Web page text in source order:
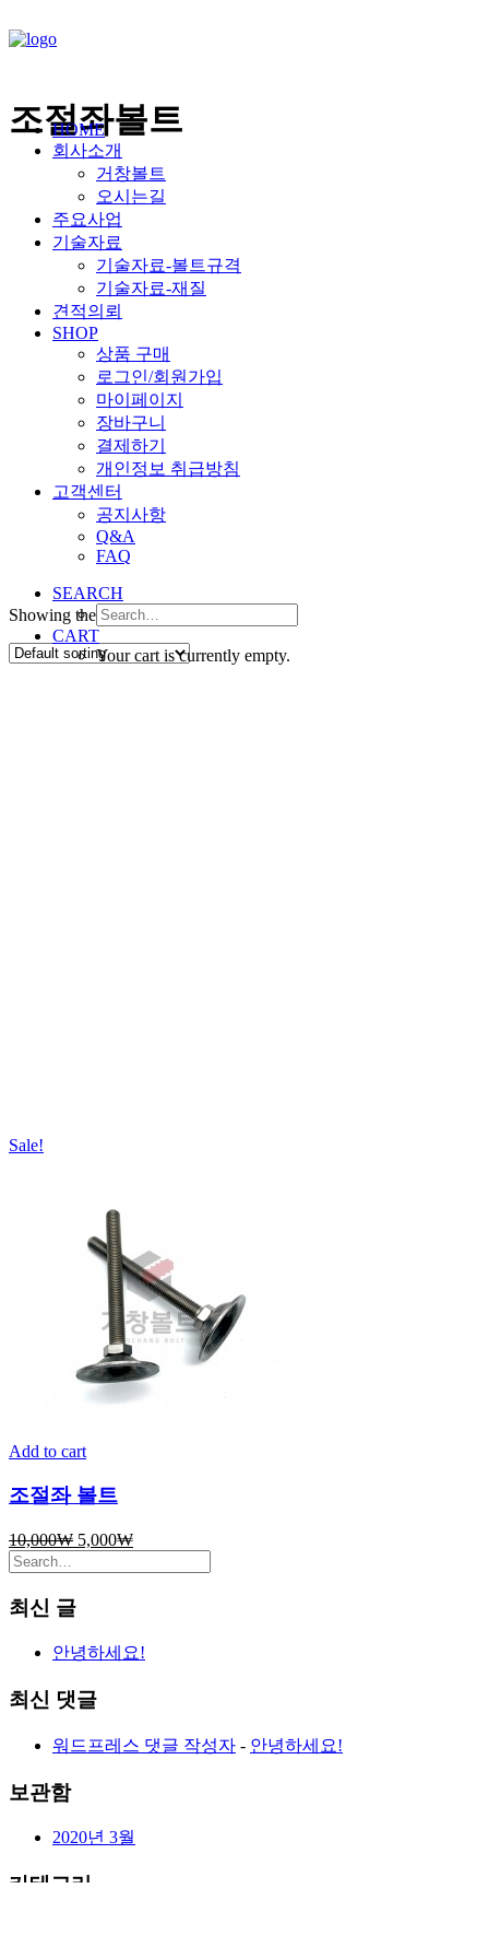
HOME
회사소개
거창볼트
오시는길
주요사업
기술자료
기술자료-볼트규격
기술자료-재질
견적의뢰
SHOP
상품 구매
로그인/회원가입
마이페이지
장바구니
결제하기
개인정보 취급방침
고객센터
공지사항
Q&A
FAQ
SEARCH
CART
Your cart is currently empty.
조절좌볼트
Showing the single result
Sale!
Add to cart
조절좌 볼트
10,000₩ 5,000₩
최신 글
안녕하세요!
최신 댓글
워드프레스 댓글 작성자 - 안녕하세요!
보관함
2020년 3월
카테고리